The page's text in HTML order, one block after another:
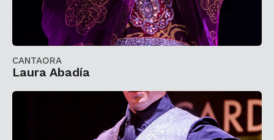
CANTAORA
Laura Abadía